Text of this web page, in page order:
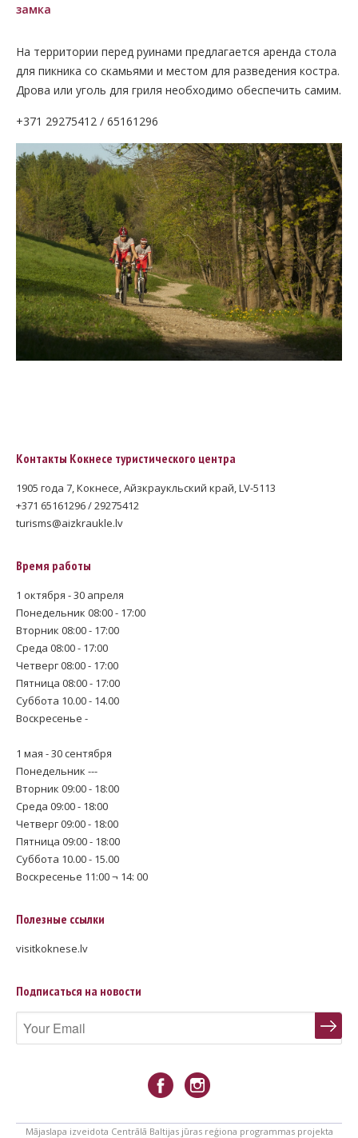
замка
На территории перед руинами предлагается аренда стола
для пикника со скамьями и местом для разведения костра.
Дрова или уголь для гриля необходимо обеспечить самим.
+371 29275412 / 65161296
Контакты Кокнесе туристического центра
1905 года 7, Кокнесе, Айзкраукльский край, LV-5113
+371 65161296 / 29275412
turisms@aizkraukle.lv
Время работы
1 октября - 30 апреля
Понедельник 08:00 - 17:00
Вторник 08:00 - 17:00
Среда 08:00 - 17:00
Четверг 08:00 - 17:00
Пятница 08:00 - 17:00
Суббота 10.00 - 14.00
Воскресенье -
1 мая - 30 сентября
Понедельник ---
Вторник 09:00 - 18:00
Среда 09:00 - 18:00
Четверг 09:00 - 18:00
Пятница 09:00 - 18:00
Суббота 10.00 - 15.00
Воскресенье 11:00 ¬ 14: 00
Полезные ссылки
visitkoknese.lv
Подписаться на новости
Mājaslapa izveidota Centrālā Baltijas jūras reģiona programmas projekta